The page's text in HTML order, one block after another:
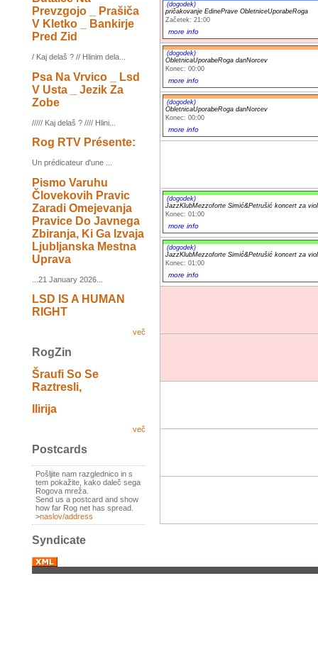
Prevzgojo _ Prašiča
V Kletko _ Bankirje
Pred Zid
/ Kaj delaš ? // Hlinim dela...
Psa Na Vrvico _ Lsd
V Usta _ Jezik Za
Zobe
///// Kaj delaš ? //// Hlini...
Rog RTV Présente:
Un prédicateur d'une ...
Pismo Varuhu
Človekovih Pravic
Zaradi Omejevanja
Pravice Do Javnega
Zbiranja, Ki Ga Izvaja
Ljubljanska Mestna
Uprava
...21 January 2026...
LSD IS A HUMAN
RIGHT
več
RogZin
Šraufi So Se
Raztresli,
Ilirija
več
Postcards
Pošljite nam razglednico in s
tem pokažite, kako daleč sega
Rogova mreža.
Send us a postcard and show
how far Rog net has spread.
>naslov/address
Syndicate
(dogodek)
pričakovanje EdinePrave ObletniceUporabeRoga
Začetek: 21:00
more info
(dogodek)
ObletnicaUporabeRoga danNorcev
Konec: 00:00
more info
(dogodek)
ObletnicaUporabeRoga danNorcev
Konec: 00:00
more info
(dogodek)
JazzKlubMezzoforte Simić&Petrušić koncert za
Konec: 01:00
more info
(dogodek)
JazzKlubMezzoforte Simić&Petrušić koncert za
Konec: 01:00
more info